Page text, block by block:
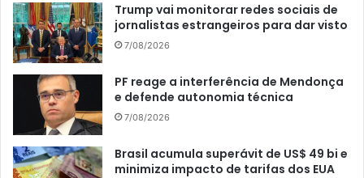
Trump vai monitorar redes sociais de
jornalistas estrangeiros para dar visto
7/08/2026
PF reage a interferência de Mendonça
e defende autonomia técnica
7/08/2026
Brasil acumula superávit de US$ 49 bi e
minimiza impacto de tarifas dos EUA